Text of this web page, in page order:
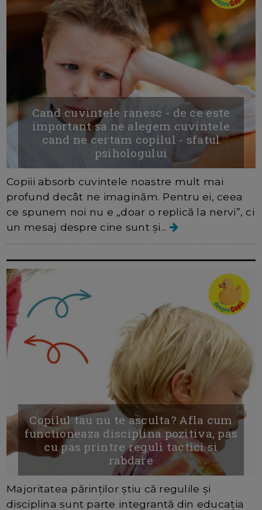
Cand cuvintele ranesc - de ce este
important sa ne alegem cuvintele
cand ne certam copilul - sfatul
psihologului
Copiii absorb cuvintele noastre mult mai
profund decât ne imaginăm. Pentru ei, ceea
ce spunem noi nu e „doar o replică la nervi”, ci
un mesaj despre cine sunt și...
Copilul tau nu te asculta? Afla cum
functioneaza disciplina pozitiva, pas
cu pas printre reguli tactici si
rabdare
Majoritatea părinților știu că regulile și
disciplina sunt parte integrantă din educația